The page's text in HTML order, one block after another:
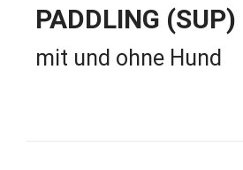
PADDLING (SUP)
mit und ohne Hund